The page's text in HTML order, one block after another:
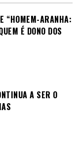
“HOMEM-ARANHA:
É DONO DOS
A SER O